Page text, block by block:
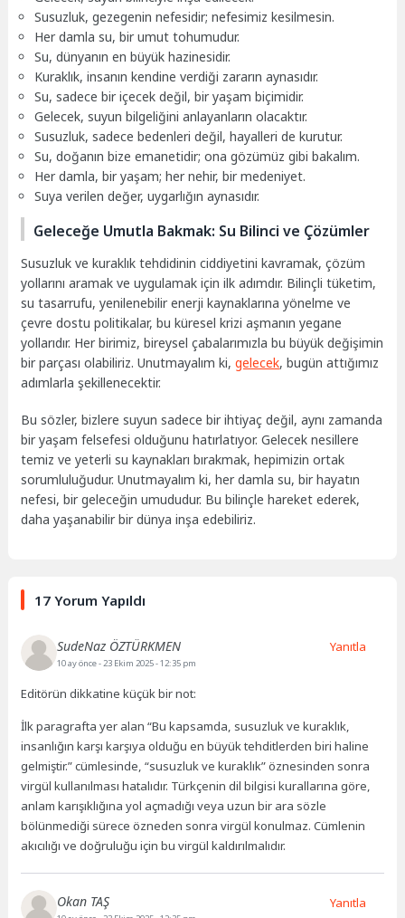
Susuzluk, gezegenin nefesidir; nefesimiz kesilmesin.
Her damla su, bir umut tohumudur.
Su, dünyanın en büyük hazinesidir.
Kuraklık, insanın kendine verdiği zararın aynasıdır.
Su, sadece bir içecek değil, bir yaşam biçimidir.
Gelecek, suyun bilgeliğini anlayanların olacaktır.
Susuzluk, sadece bedenleri değil, hayalleri de kurutur.
Su, doğanın bize emanetidir; ona gözümüz gibi bakalım.
Her damla, bir yaşam; her nehir, bir medeniyet.
Suya verilen değer, uygarlığın aynasıdır.
Geleceğe Umutla Bakmak: Su Bilinci ve Çözümler
Susuzluk ve kuraklık tehdidinin ciddiyetini kavramak, çözüm
yollarını aramak ve uygulamak için ilk adımdır. Bilinçli tüketim,
su tasarrufu, yenilenebilir enerji kaynaklarına yönelme ve
çevre dostu politikalar, bu küresel krizi aşmanın yegane
yollarıdır. Her birimiz, bireysel çabalarımızla bu büyük değişimin
bir parçası olabiliriz. Unutmayalım ki,gelecek, bugün attığımız
adımlarla şekillenecektir.
Bu sözler, bizlere suyun sadece bir ihtiyaç değil, aynı zamanda
bir yaşam felsefesi olduğunu hatırlatıyor. Gelecek nesillere
temiz ve yeterli su kaynakları bırakmak, hepimizin ortak
sorumluluğudur. Unutmayalım ki, her damla su, bir hayatın
nefesi, bir geleceğin umududur. Bu bilinçle hareket ederek,
daha yaşanabilir bir dünya inşa edebiliriz.
17 Yorum Yapıldı
SudeNaz ÖZTÜRKMEN
10 ay önce- 23 Ekim 2025 - 12:35 pm
Editörün dikkatine küçük bir not:
İlk paragrafta yer alan “Bu kapsamda, susuzluk ve kuraklık,
insanlığın karşı karşıya olduğu en büyük tehditlerden biri haline
gelmiştir.” cümlesinde, “susuzluk ve kuraklık” öznesinden sonra
virgül kullanılması hatalıdır. Türkçenin dil bilgisi kurallarına göre,
anlam karışıklığına yol açmadığı veya uzun bir ara sözle
bölünmediği sürece özneden sonra virgül konulmaz. Cümlenin
akıcılığı ve doğruluğu için bu virgül kaldırılmalıdır.
Yanıtla
Okan TAŞ Yanıtla